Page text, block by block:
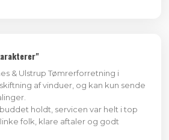
& Ulstrup Tømrerforretning i
af vinduer, og kan kun sende
holdt, servicen var helt i top
folk, klare aftaler og godt